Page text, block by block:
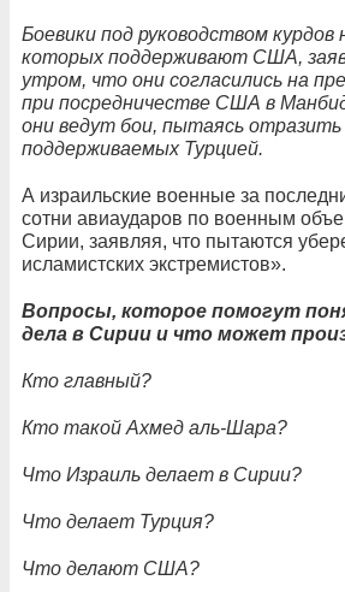
Боевики под руководством курдов
которых поддерживают США,
утром, что они согласились на
при посредничестве США в
они ведут бои, пытаясь отразить
поддерживаемых Турцией.
А израильские военные за
сотни авиаударов по военным
Сирии, заявляя, что пытаются
исламистских экстремистов».
Вопросы, которое помогут
дела в Сирии и что может
Кто главный?
Кто такой Ахмед аль-Шара?
Что Израиль делает в Сирии?
Что делает Турция?
Что делают США?